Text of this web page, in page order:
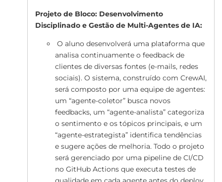
Projeto de Bloco: Desenvolvimento
Disciplinado e Gestão de Multi-Agentes de IA:
O aluno desenvolverá uma plataforma que
analisa continuamente o feedback de
clientes de diversas fontes (e-mails, redes
sociais). O sistema, construído com CrewAI,
será composto por uma equipe de agentes:
um “agente-coletor” busca novos
feedbacks, um “agente-analista” categoriza
o sentimento e os tópicos principais, e um
“agente-estrategista” identifica tendências
e sugere ações de melhoria. Todo o projeto
será gerenciado por uma pipeline de CI/CD
no GitHub Actions que executa testes de